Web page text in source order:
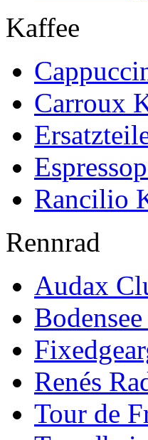
Kaffee
Carroux
Rancilio
Rennrad
Audax
Renés
Tour de